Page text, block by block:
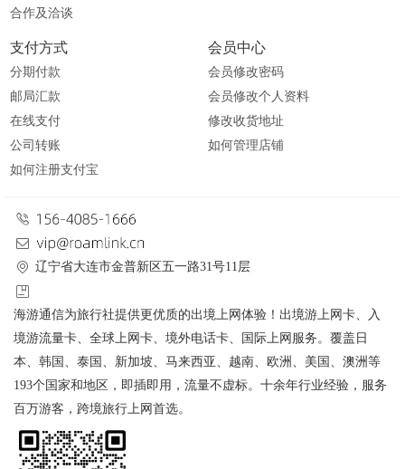
合作及洽谈
支付方式
分期付款
邮局汇款
在线支付
公司转账
如何注册支付宝
会员中心
会员修改密码
会员修改个人资料
修改收货地址
如何管理店铺
辽宁省大连市金普新区五一路31号11层
海游通信为旅行社提供更优质的出境上网体验！出境游上网卡、入
境游流量卡、全球上网卡、境外电话卡、国际上网服务。覆盖日
本、韩国、泰国、新加坡、马来西亚、越南、欧洲、美国、澳洲等
193个国家和地区，即插即用，流量不虚标。十余年行业经验，服务
百万游客，跨境旅行上网首选。